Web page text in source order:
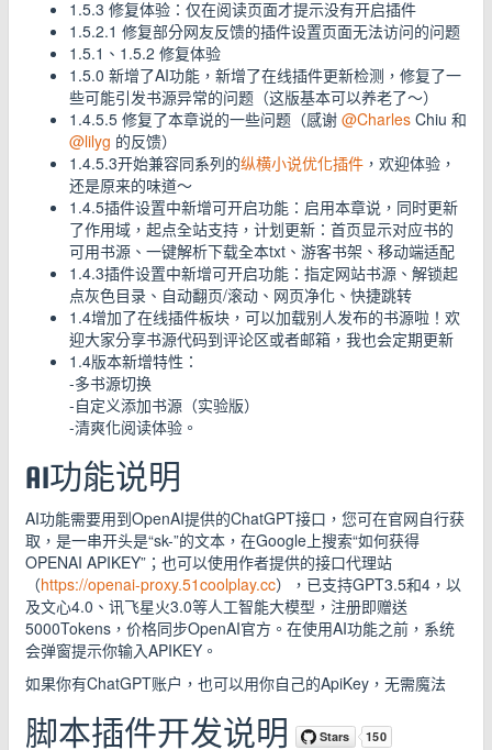
1.5.3 修复体验：仅在阅读页面才提示没有开启插件
1.5.2.1 修复部分网友反馈的插件设置页面无法访问的问题
1.5.1、1.5.2 修复体验
1.5.0 新增了AI功能，新增了在线插件更新检测，修复了一
些可能引发书源异常的问题（这版基本可以养老了～）
1.4.5.5 修复了本章说的一些问题（感谢 @Charles Chiu 和
@lilyg 的反馈）
1.4.5.3开始兼容同系列的纵横小说优化插件 ，欢迎体验，
还是原来的味道～
1.4.5插件设置中新增可开启功能：启用本章说，同时更新
了作用域，起点全站支持，计划更新：首页显示对应书的
可用书源、一键解析下载全本txt、游客书架、移动端适配
1.4.3插件设置中新增可开启功能：指定网站书源、解锁起
点灰色目录、自动翻页/滚动、网页净化、快捷跳转
1.4增加了在线插件板块，可以加载别人发布的书源啦！欢
迎大家分享书源代码到评论区或者邮箱，我也会定期更新
1.4版本新增特性：
-多书源切换
-自定义添加书源（实验版）
-清爽化阅读体验。
AI功能说明
AI功能需要用到OpenAI提供的ChatGPT接口，您可在官网自行获
取，是一串开头是“sk-”的文本，在Google上搜索“如何获得
OPENAI APIKEY”；也可以使用作者提供的接口代理站
（https://openai-proxy.51coolplay.cc），已支持GPT3.5和4，以
及文心4.0、讯飞星火3.0等人工智能大模型，注册即赠送
5000Tokens，价格同步OpenAI官方。在使用AI功能之前，系统
会弹窗提示你输入APIKEY。
如果你有ChatGPT账户，也可以用你自己的ApiKey，无需魔法
脚本插件开发说明